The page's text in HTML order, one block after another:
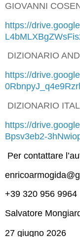
GIOVANNI
https://
DIZIONARIO
https://
DIZIONARIO
https://
Bpsv3eb2-
Per contattare
+39 320 956 9964
Salvatore
27 giugno 2026